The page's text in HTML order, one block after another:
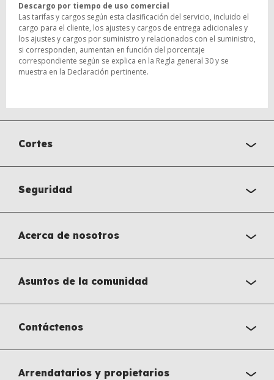
Descargo por tiempo de uso comercial
Las tarifas y cargos según esta clasificación del servicio, incluido el
cargo para el cliente, los ajustes y cargos de entrega adicionales y
los ajustes y cargos por suministro y relacionados con el suministro,
si corresponden, aumentan en función del porcentaje
correspondiente según se explica en la Regla general 30 y se
muestra en la Declaración pertinente.
Cortes
Seguridad
Acerca de nosotros
Asuntos de la comunidad
Contáctenos
Arrendatarios y propietarios